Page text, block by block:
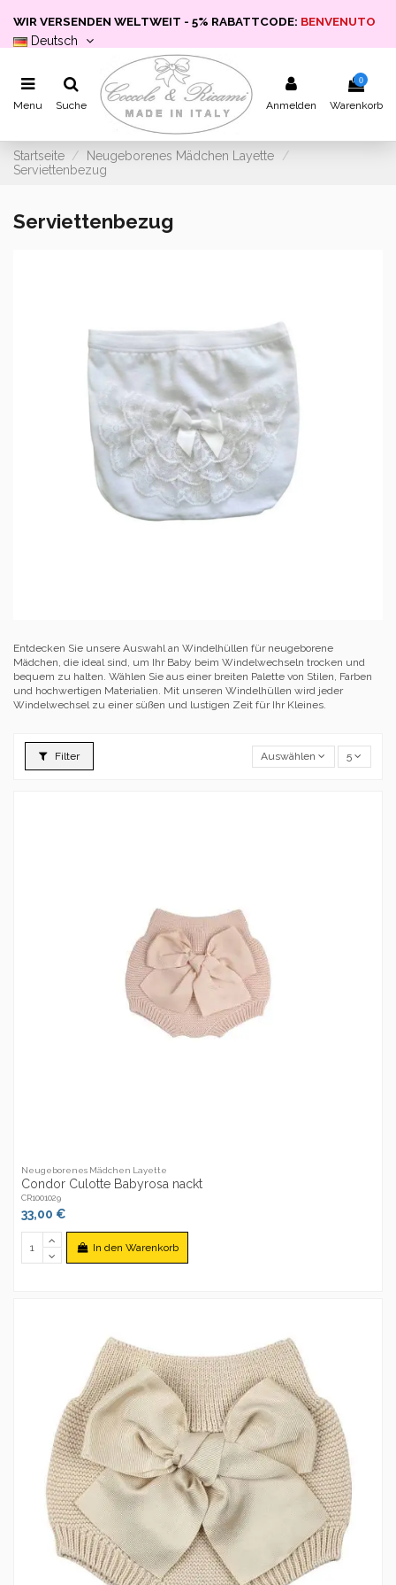
WIR VERSENDEN WELTWEIT - 5% RABATTCODE: BENVENUTO
Deutsch
Menu Suche Anmelden
0
Warenkorb
Startseite
Neugeborenes Mädchen Layette
Serviettenbezug
Serviettenbezug
Entdecken Sie unsere Auswahl an Windelhüllen für neugeborene
Mädchen, die ideal sind, um Ihr Baby beim Windelwechseln trocken und
bequem zu halten. Wählen Sie aus einer breiten Palette von Stilen, Farben
und hochwertigen Materialien. Mit unseren Windelhüllen wird jeder
Windelwechsel zu einer süßen und lustigen Zeit für Ihr Kleines.
Filter Auswählen 5
Neugeborenes Mädchen Layette
Condor Culotte Babyrosa nackt
CR1001029
33,00 €
In den Warenkorb